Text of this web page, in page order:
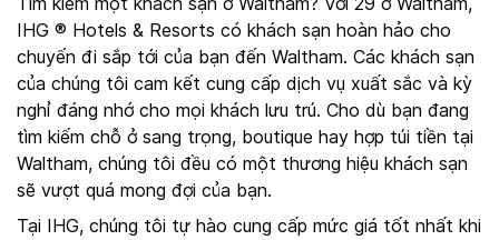
IHG ® Hotels & Resorts có khách sạn hoàn hảo cho
chuyến đi sắp tới của bạn đến Waltham. Các khách sạn
của chúng tôi cam kết cung cấp dịch vụ xuất sắc và kỳ
nghỉ đáng nhớ cho mọi khách lưu trú. Cho dù bạn đang
tìm kiếm chỗ ở sang trọng, boutique hay hợp túi tiền tại
Waltham, chúng tôi đều có một thương hiệu khách sạn
sẽ vượt quá mong đợi của bạn.
Tại IHG, chúng tôi tự hào cung cấp mức giá tốt nhất khi